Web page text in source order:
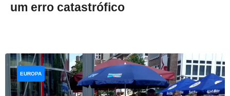
um erro catastrófico
EUROPA